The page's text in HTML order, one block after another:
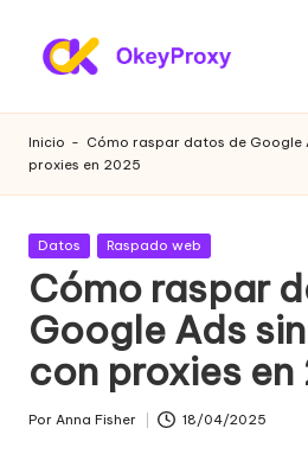
Saltar
P
r
o
xi
e
s
r
e
si
proxies
sobre
proxies
web
gratuitos
de
prueba,
de
Inicio - Cómo raspar datos de Google
proxies en 2025
Publicada
Datos Raspado web
Cómo raspar
Google Ads
con proxies
Por Anna Fisher 18/04/2025